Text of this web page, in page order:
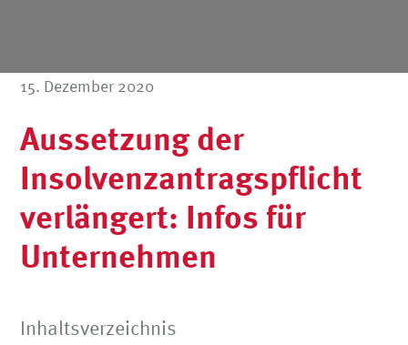
15. Dezember 2020
Aussetzung der
Insolvenzantragspflicht
verlängert: Infos für
Unternehmen
Inhaltsverzeichnis